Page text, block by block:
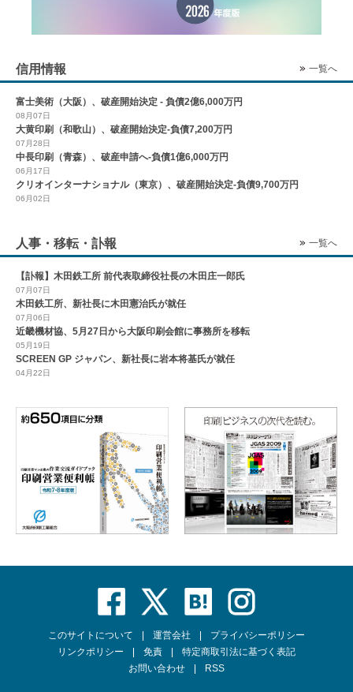
信用情報 一覧へ
富士美術（大阪）、破産開始決定 - 負債2億6,000万円
08月07日
大黄印刷（和歌山）、破産開始決定-負債7,200万円
07月28日
中長印刷（青森）、破産申請へ-負債1億6,000万円
06月17日
クリオインターナショナル（東京）、破産開始決定-負債9,700万円
06月02日
人事・移転・訃報 一覧へ
【訃報】木田鉄工所 前代表取締役社長の木田庄一郎氏
07月07日
木田鉄工所、新社長に木田憲治氏が就任
07月06日
近畿機材協、5月27日から大阪印刷会館に事務所を移転
05月19日
SCREEN GP ジャパン、新社長に岩本将基氏が就任
04月22日
このサイトについて 運営会社
プライバシーポリシー
リンクポリシー
免責
特定商取引法に基づく表記
お問い合わせ
RSS